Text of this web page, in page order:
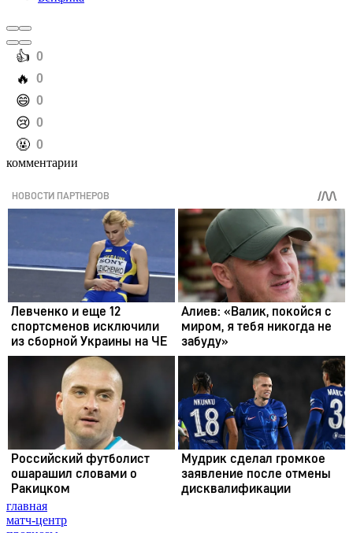
️👍 0
️🔥 0
️😄 0
️😢 0
️🤬 0
комментарии
главная
матч-центр